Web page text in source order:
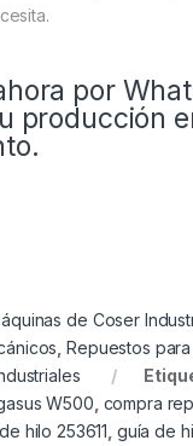
por
producción
de Coser
,Repuestos para
W500 compra
hilo 253611 guía de